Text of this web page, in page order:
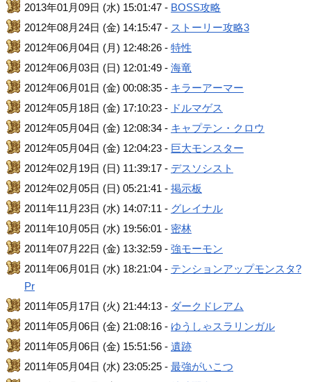
2013年01月09日 (水) 15:01:47 - BOSS攻略
2012年08月24日 (金) 14:15:47 - ストーリー攻略3
2012年06月04日 (月) 12:48:26 -特性
2012年06月03日 (日) 12:01:49 -海竜
2012年06月01日 (金) 00:08:35 - キラーアーマー
2012年05月18日 (金) 17:10:23 - ドルマゲス
2012年05月04日 (金) 12:08:34 - キャプテン・クロウ
2012年05月04日 (金) 12:04:23 - 巨大モンスター
2012年02月19日 (日) 11:39:17 - デスソシスト
2012年02月05日 (日) 05:21:41 -掲示板
2011年11月23日 (水) 14:07:11 - グレイナル
2011年10月05日 (水) 19:56:01 - 密林
2011年07月22日 (金) 13:32:59 -強モーモン
2011年06月01日 (水) 18:21:04 - テンションアップモンスタ?
Pr
2011年05月17日 (火) 21:44:13 - ダークドレアム
2011年05月06日 (金) 21:08:16 - ゆうしゃスラリンガル
2011年05月06日 (金) 15:51:56 -遺跡
2011年05月04日 (水) 23:05:25 -最強がいこつ